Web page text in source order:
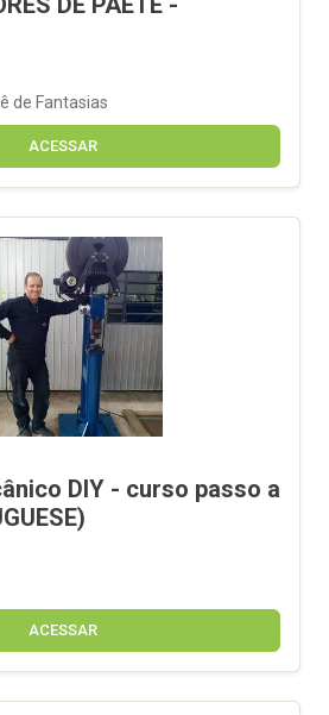
de Fantasias
ACESSAR
DIY - curso passo a
ACESSAR